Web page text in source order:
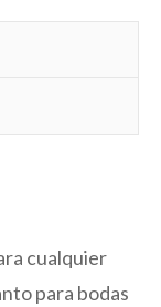
cualquier
para bodas